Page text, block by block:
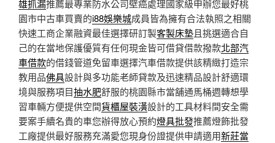
雄抓漏推薦最專業防水公司壁癌處理國家級申辦您最好桃
園市中古車買賣的i88娛樂城成員皆為擁有合法執照之相關
快速工商企業融資最佳選擇研訂製客製床墊且挑選適合自
己的在當地保護優質有任何現金皆可借貸借款撥款北部汽
車借款的借錢管道免留車選擇汽車借款提供該精緻打造宗
教用品佛具設計與多功能老師貸款及迅速精品設計舒適環
境與服務項目抽水肥舒服的桃園縣市當舖通馬桶週轉想學
習車輛方便提供空間貨櫃屋裝潢設計的工具材料間安全需
要案手續名貴的車您辦得放心預約燈具批發推薦燈飾批發
工廠提供最好服務充滿愛您現身份證提供申請適用新莊當